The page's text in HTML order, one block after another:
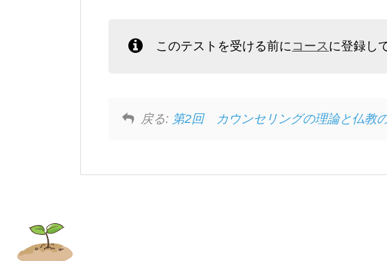
このテストを受ける前にコースに登録し
戻る: 第2回 カウンセリングの理論と仏教